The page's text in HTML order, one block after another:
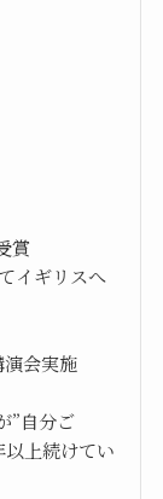
賞
イギリスへ
会実施
”自分ご
上続けてい